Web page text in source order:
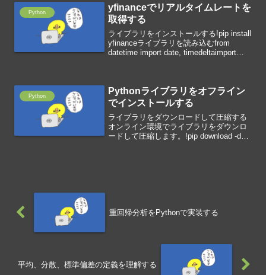
Python
yfinanceでリアルタイムレートを
取得する
ライブラリをインストールする!pip install
yfinanceライブラリを読み込むfrom
datetime import date, timedeltaimport
Python
Pythonライブラリをオフライン
でインストールする
ライブラリをダウンロードして圧縮する
オンライン環境でライブラリをダウンロ
ードして圧縮します。!pip download -d
重回帰分析をPythonで実装する
平均、分散、標準偏差の定義を理解する